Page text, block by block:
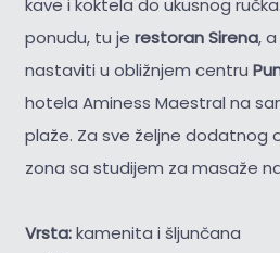
ponudu, tu je restoran Sirena,
nastaviti u obližnjem centru
hotela Aminess Maestral na
plaže. Za sve željne dodatnog
zona sa studijem za masaže
Vrsta:kamenita i šljunčana